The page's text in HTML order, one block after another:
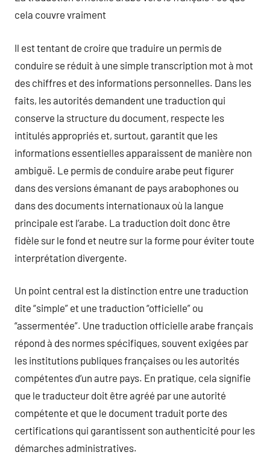
cela couvre vraiment
Il est tentant de croire que traduire un permis de
conduire se réduit à une simple transcription mot à mot
des chiffres et des informations personnelles. Dans les
faits, les autorités demandent une traduction qui
conserve la structure du document, respecte les
intitulés appropriés et, surtout, garantit que les
informations essentielles apparaissent de manière non
ambiguë. Le permis de conduire arabe peut figurer
dans des versions émanant de pays arabophones ou
dans des documents internationaux où la langue
principale est l’arabe. La traduction doit donc être
fidèle sur le fond et neutre sur la forme pour éviter toute
interprétation divergente.
Un point central est la distinction entre une traduction
dite “simple” et une traduction “officielle” ou
“assermentée”. Une traduction officielle arabe français
répond à des normes spécifiques, souvent exigées par
les institutions publiques françaises ou les autorités
compétentes d’un autre pays. En pratique, cela signifie
que le traducteur doit être agréé par une autorité
compétente et que le document traduit porte des
certifications qui garantissent son authenticité pour les
démarches administratives.